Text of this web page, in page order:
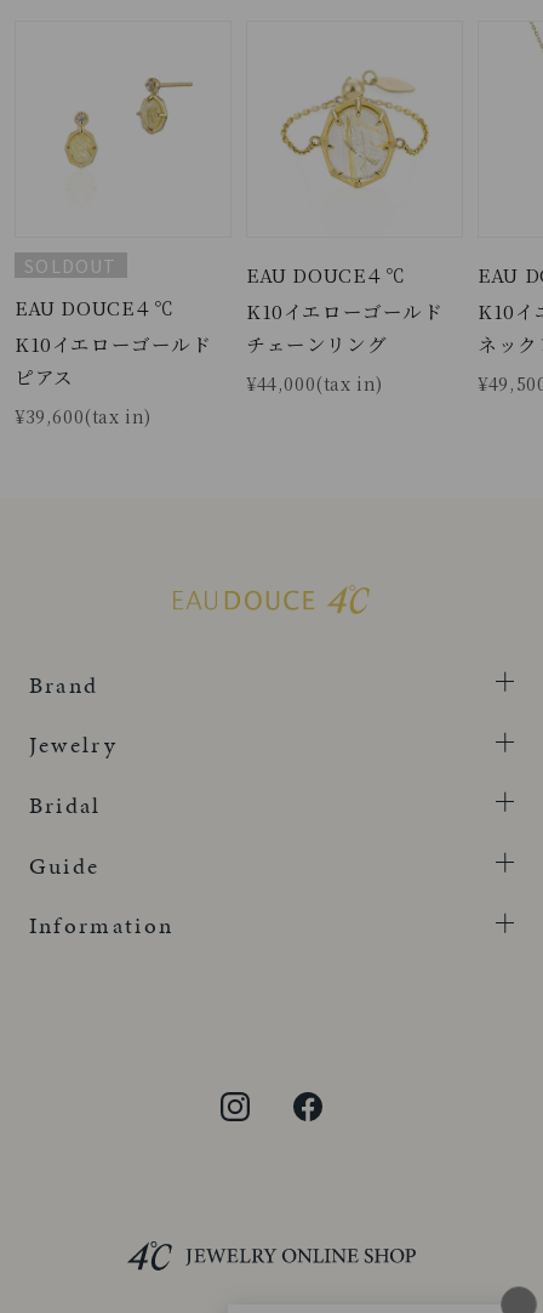
SOLDOUT
EAU DOUCE４℃
K10イエローゴールド
ピアス
¥39,600(tax in)
EAU DOUCE４℃
K10イエローゴールド
チェーンリング
¥44,000(tax in)
EAU
K10イ
ネッ
Brand
Jewelry
Bridal
Guide
Information